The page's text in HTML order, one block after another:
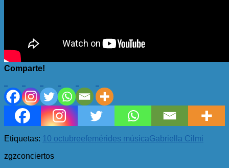
Comparte!
Etiquetas: 10 octubreefemérides músicaGabriella Cilmi
zgzconciertos